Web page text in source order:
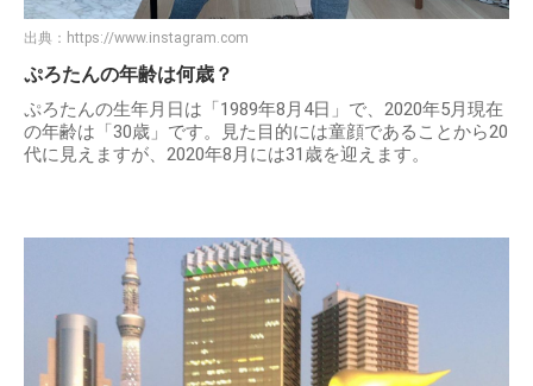
出典： https://www.instagram.com
ぷろたんの年齢は何歳？
ぷろたんの生年月日は「1989年8月4日」で、2020年5月現在
の年齢は「30歳」です。見た目的には童顔であることから20
代に見えますが、2020年8月には31歳を迎えます。